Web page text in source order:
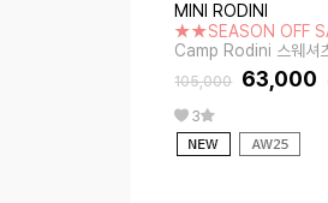
MINI RODINI
★★SEASON OFF
Camp Rodini 스웨셔
105,000 63,000
3